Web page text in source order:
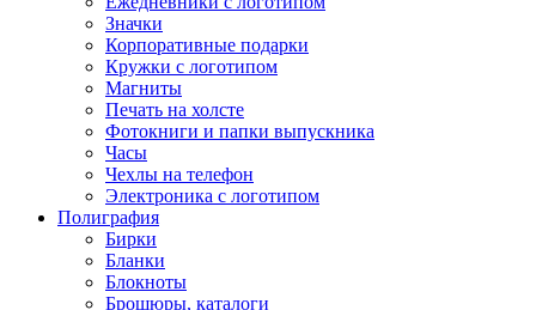
Значки
Корпоративные подарки
Кружки с логотипом
Магниты
Печать на холсте
Фотокниги и папки выпускника
Часы
Чехлы на телефон
Электроника с логотипом
Полиграфия
Бирки
Бланки
Блокноты
Брошюры, каталоги